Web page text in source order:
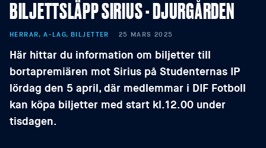
BILJETTSLÄPP SIRIUS - DJURGÅRDEN
HERRAR, A-LAG, BILJETTER 25 MARS 2025
Här hittar du information om biljetter till
bortapremiären mot Sirius på Studenternas IP
lördag den 5 april, där medlemmar i DIF Fotboll
kan köpa biljetter med start kl.12.00 under
tisdagen.